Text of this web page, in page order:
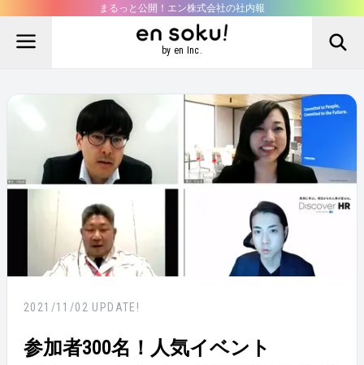
まるっと公開！エン株式会社の社内報
by en Inc.
2021/11/02 UPDATE!
参加者300名！人気イベント